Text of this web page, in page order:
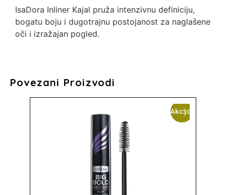
IsaDora Inliner Kajal pruža intenzivnu definiciju,
bogatu boju i dugotrajnu postojanost za naglašene
oči i izražajan pogled.
Povezani Proizvodi
Akcija!